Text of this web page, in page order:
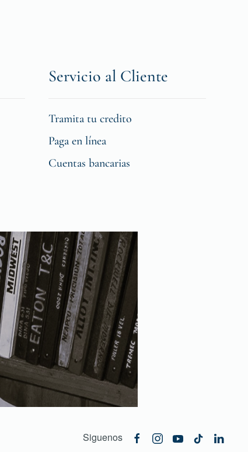
Servicio al Cliente
Tramita tu credito
Paga en línea
Cuentas bancarias
Siguenos